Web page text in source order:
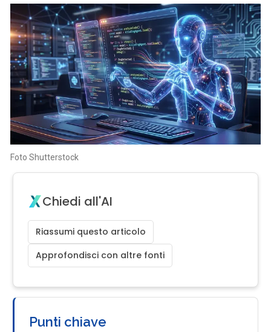
Foto Shutterstock
Chiedi all'AI
Riassumi questo articolo
Approfondisci con altre fonti
Punti chiave